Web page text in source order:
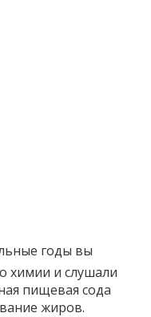
годы вы
химии и слушали
пищевая сода
жиров.